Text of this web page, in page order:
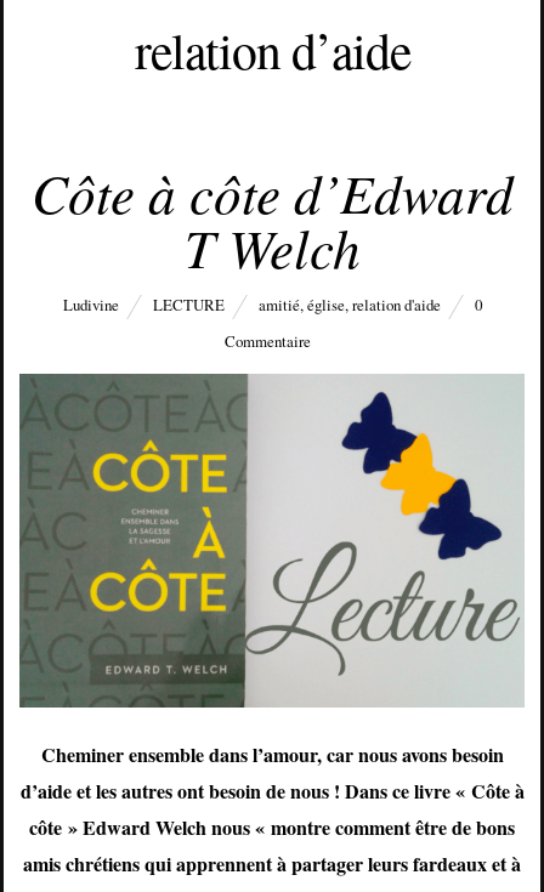
relation d’aide
Côte à côte d’Edward
T Welch
Ludivine LECTURE amitié,église,relation d'aide
0
Commentaire
Cheminer ensemble dans l’amour, car nous avons besoin
d’aide et les autres ont besoin de nous ! Dans ce livre « Côte à
côte » Edward Welch nous « montre comment être de bons
amis chrétiens qui apprennent à partager leurs fardeaux et à